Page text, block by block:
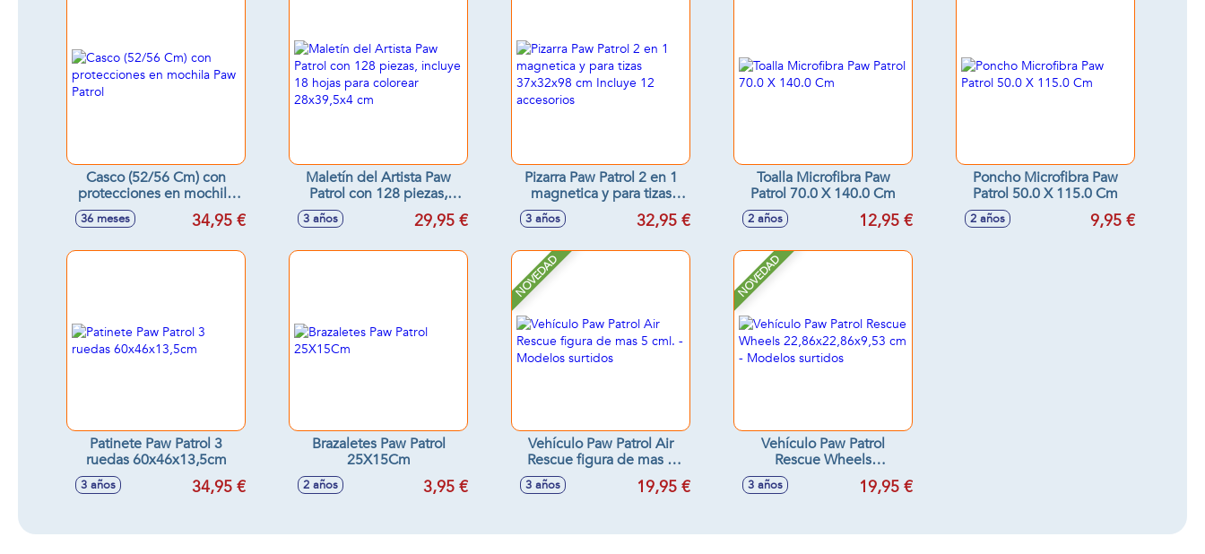
Casco (52/56 Cm) con
protecciones en mochila
Paw Patrol
36 meses 34,95 €
Maletín del Artista Paw
Patrol con 128 piezas,
incluye 18 hojas para
colorear 28x39,5x4 cm
3 años 29,95 €
Pizarra Paw Patrol 2 en 1
magnetica y para tizas
37x32x98 cm Incluye 12
3 años 32,95 €
Toalla Microfibra Paw
Patrol 70.0 X 140.0 Cm
2 años 12,95 €
Poncho Microfibra Paw
Patrol 50.0 X 115.0 Cm
2 años 9,95 €
Patinete Paw Patrol 3
ruedas 60x46x13,5cm
3 años 34,95 €
Brazaletes Paw Patrol
25X15Cm
2 años 3,95 €
NOVEDAD
Vehículo Paw Patrol Air
Rescue figura de mas 5
cml. - Modelos surtidos
3 años 19,95 €
NOVEDAD
Vehículo Paw Patrol
Rescue Wheels
22,86x22,86x9,53 cm -
Modelos surtidos
3 años 19,95 €